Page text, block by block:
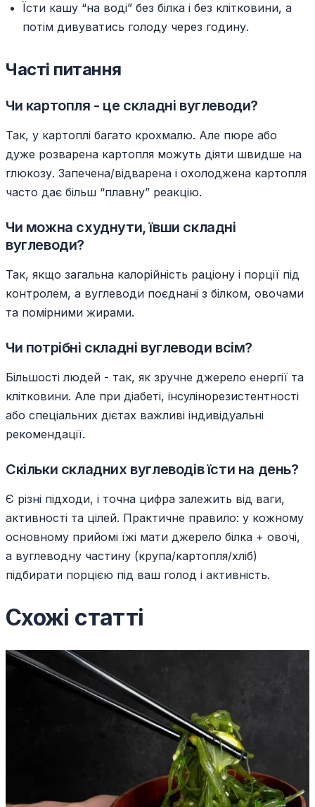
Їсти кашу “на воді” без білка і без клітковини, а
потім дивуватись голоду через годину.
Часті питання
Чи картопля - це складні вуглеводи?
Так, у картоплі багато крохмалю. Але пюре або
дуже розварена картопля можуть діяти швидше на
глюкозу. Запечена/відварена і охолоджена картопля
часто дає більш “плавну” реакцію.
Чи можна схуднути, ївши складні
вуглеводи?
Так, якщо загальна калорійність раціону і порції під
контролем, а вуглеводи поєднані з білком, овочами
та помірними жирами.
Чи потрібні складні вуглеводи всім?
Більшості людей - так, як зручне джерело енергії та
клітковини. Але при діабеті, інсулінорезистентності
або спеціальних дієтах важливі індивідуальні
рекомендації.
Скільки складних вуглеводів їсти на день?
Є різні підходи, і точна цифра залежить від ваги,
активності та цілей. Практичне правило: у кожному
основному прийомі їжі мати джерело білка + овочі,
а вуглеводну частину (крупа/картопля/хліб)
підбирати порцією під ваш голод і активність.
Схожі статті